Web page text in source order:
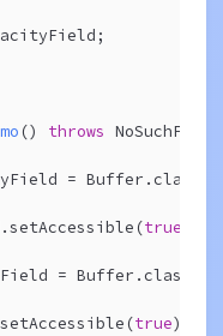
() throws
=
true
=
true);